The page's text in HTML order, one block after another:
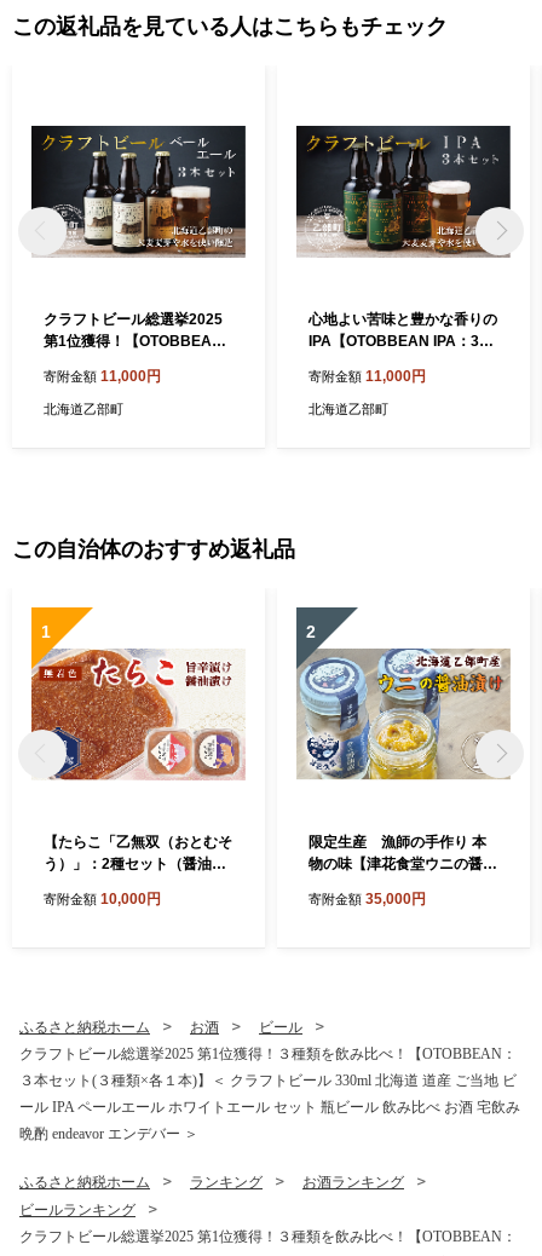
この返礼品を見ている人はこちらもチェック
クラフトビール総選挙2025
第1位獲得！【OTOBBEAN
フトビール 330ml 北海道 道
産 ご当地 ビール ペールエー
寄附金額 11,000円
北海道乙部町
心地よい苦味と豊かな香りの
IPA【OTOBBEAN IPA：3
ml 北海道 道産 ご当地 ビー
ル IPA セット 瓶ビール 瓶 お
寄附金額 11,000円
北海道乙部町
この自治体のおすすめ返礼品
1
【たらこ「乙無双（おとむそ
う）」：2種セット（醤油漬
寄附金額 10,000円
2
限定生産 漁師の手作り 本
物の味【津花食堂ウニの醤油
出荷 北海道産 うに ウニ 雲丹
寄附金額 35,000円
ふるさと納税ホーム お酒
ビール
クラフトビール総選挙2025 第1位獲得！３種類を飲み比べ！【OTOBBEAN：
３本セット(３種類×各１本)】＜ クラフトビール 330ml 北海道 道産 ご当地 ビ
ール IPA ペールエール ホワイトエール セット 瓶ビール 飲み比べ お酒 宅飲み
晩酌 endeavor エンデバー ＞
ふるさと納税ホーム ランキング
お酒ランキング
ビールランキング
クラフトビール総選挙2025 第1位獲得！３種類を飲み比べ！【OTOBBEAN：